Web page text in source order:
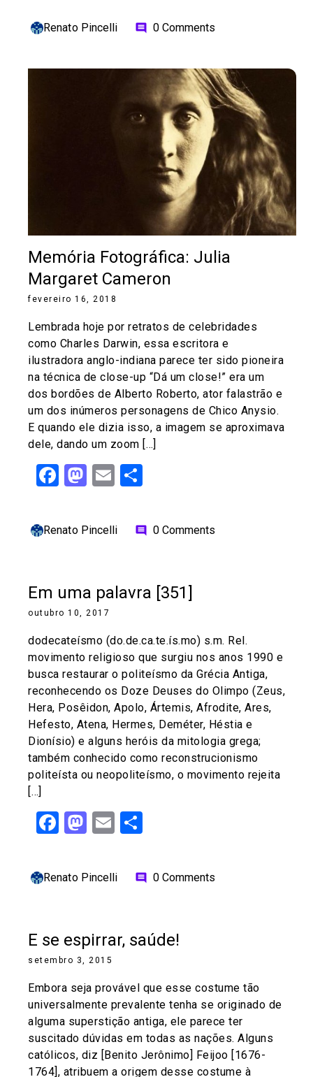
Renato Pincelli comment 0 Comments
Memória Fotográfica: Julia
Margaret Cameron
fevereiro 16, 2018
Lembrada hoje por retratos de celebridades
como Charles Darwin, essa escritora e
ilustradora anglo-indiana parece ter sido pioneira
na técnica de close-up “Dá um close!” era um
dos bordões de Alberto Roberto, ator falastrão e
um dos inúmeros personagens de Chico Anysio.
E quando ele dizia isso, a imagem se aproximava
dele, dando um zoom […]
Facebook
Mastodon
Email
Renato Pincelli comment 0 Comments
Em uma palavra [351]
outubro 10, 2017
dodecateísmo (do.de.ca.te.ís.mo) s.m. Rel.
movimento religioso que surgiu nos anos 1990 e
busca restaurar o politeísmo da Grécia Antiga,
reconhecendo os Doze Deuses do Olimpo (Zeus,
Hera, Posêidon, Apolo, Ártemis, Afrodite, Ares,
Hefesto, Atena, Hermes, Deméter, Héstia e
Dionísio) e alguns heróis da mitologia grega;
também conhecido como reconstrucionismo
politeísta ou neopoliteísmo, o movimento rejeita
[…]
Facebook
Mastodon
Email
Renato Pincelli comment 0 Comments
E se espirrar, saúde!
setembro 3, 2015
Embora seja provável que esse costume tão
universalmente prevalente tenha se originado de
alguma superstição antiga, ele parece ter
suscitado dúvidas em todas as nações. Alguns
católicos, diz [Benito Jerônimo] Feijoo [1676-
1764], atribuem a origem desse costume à